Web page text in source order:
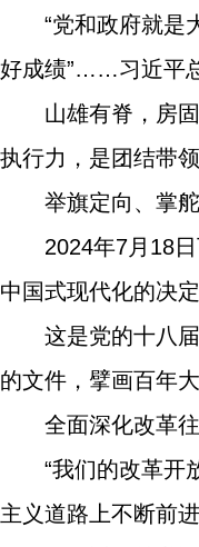
“党和政府就是
好成绩”……习近平
山雄有脊，房
执行力，是团结带
举旗定向、掌
2024年7月18
中国式现代化的决定
这是党的十八
的文件，擘画百年
全面深化改革
“我们的改革开
主义道路上不断前